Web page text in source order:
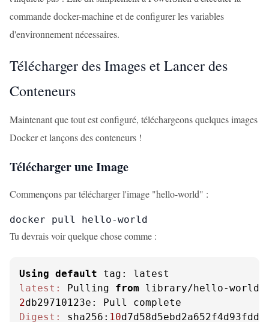
commande docker-machine et de configurer les variables
d'environnement nécessaires.
Télécharger des Images et Lancer des
Conteneurs
Maintenant que tout est configuré, téléchargeons quelques images
Docker et lançons des conteneurs !
Télécharger une Image
Commençons par télécharger l'image "hello-world" :
docker pull hello-world
Tu devrais voir quelque chose comme :
Using default
latest:
Pulling from
2
Digest:
sha256: 10